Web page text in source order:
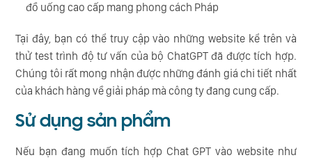
đồ uống cao cấp mang phong cách Pháp
Tại đây, bạn có thể truy cập vào những website kể trên và
thử test trình độ tư vấn của bộ ChatGPT đã được tích hợp.
Chúng tôi rất mong nhận được những đánh giá chi tiết nhất
của khách hàng về giải pháp mà công ty đang cung cấp.
Sử dụng sản phẩm
Nếu bạn đang muốn tích hợp Chat GPT vào website như